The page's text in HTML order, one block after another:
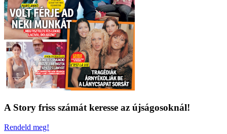
A Story friss számát keresse az újságosoknál!
Rendeld meg!